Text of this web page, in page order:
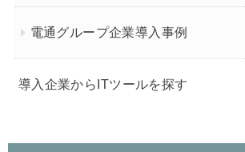
電通グループ企業導入事例
導入企業からITツールを探す